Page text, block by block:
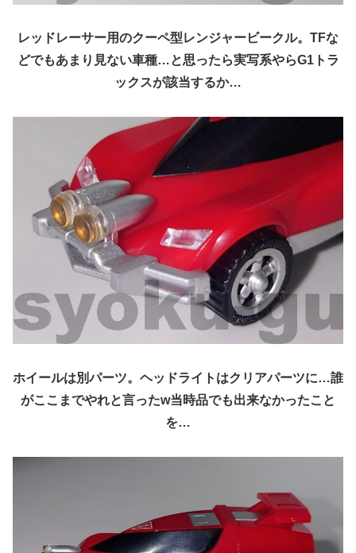
レッドレーサー用のクーペ型レンジャービークル。TFな
どでもあまり見ない車種…と思ったら実写系やらG1トラ
ックスが該当するか…
ホイールは別パーツ。ヘッドライトはクリアパーツに…誰
がここまでやれと言ったw当時品でも出来なかったこと
を…